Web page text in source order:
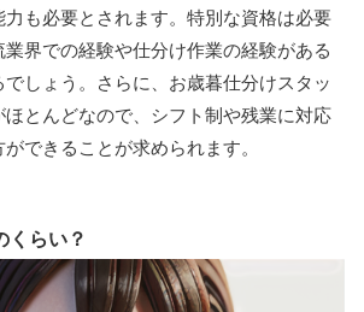
も必要とされます。特別な資格は必要
界での経験や仕分け作業の経験がある
しょう。さらに、お歳暮仕分けスタッ
とんどなので、シフト制や残業に対応
できることが求められます。
くらい？